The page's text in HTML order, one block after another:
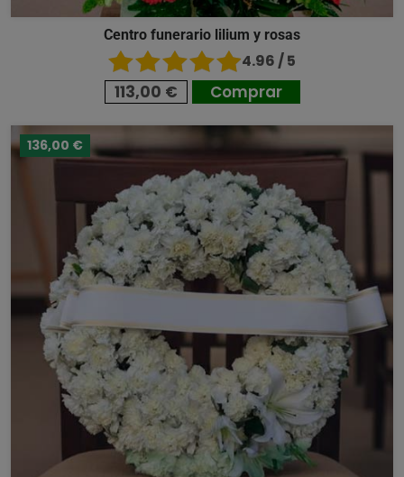
Centro funerario lilium y rosas
4.96 / 5
113,00 € Comprar
136,00 €